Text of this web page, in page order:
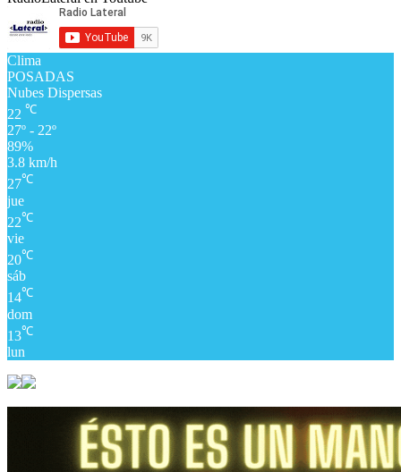
Clima
POSADAS
Nubes Dispersas
22 ℃
27º - 22º
89%
3.8 km/h
27℃
jue
22℃
vie
20℃
sáb
14℃
dom
13℃
lun